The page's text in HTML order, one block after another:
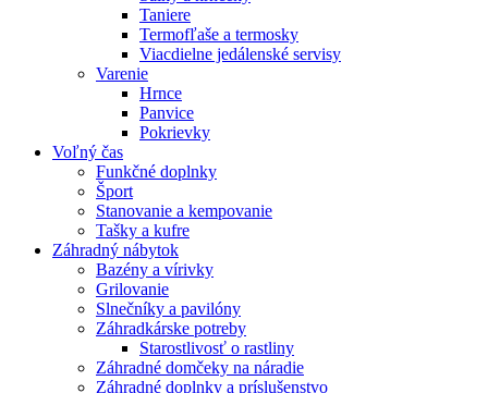
Taniere
Termofľaše a termosky
Viacdielne jedálenské servisy
Varenie
Hrnce
Panvice
Pokrievky
Voľný čas
Funkčné doplnky
Šport
Stanovanie a kempovanie
Tašky a kufre
Záhradný nábytok
Bazény a vírivky
Grilovanie
Slnečníky a pavilóny
Záhradkárske potreby
Starostlivosť o rastliny
Záhradné domčeky na náradie
Záhradné doplnky a príslušenstvo